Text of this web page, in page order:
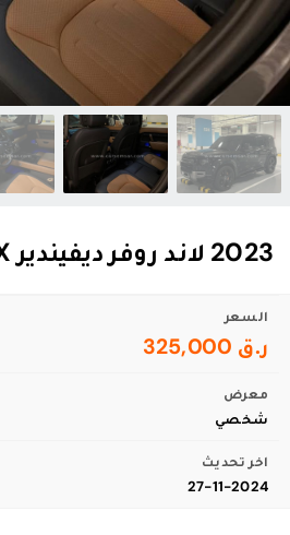
2023 لاند روفر ديفيندير X
السعر
ر.ق 325,000
معرض
شخصي
اخر تحديث
27-11-2024